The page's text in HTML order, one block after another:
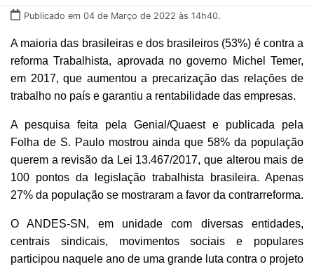
Publicado em 04 de Março de 2022 às 14h40.
A maioria das brasileiras e dos brasileiros (53%) é contra a
reforma Trabalhista, aprovada no governo Michel Temer,
em 2017, que aumentou a precarização das relações de
trabalho no país e garantiu a rentabilidade das empresas.
A pesquisa feita pela Genial/Quaest e publicada pela
Folha de S. Paulo mostrou ainda que 58% da população
querem a revisão da Lei 13.467/2017, que alterou mais de
100 pontos da legislação trabalhista brasileira. Apenas
27% da população se mostraram a favor da contrarreforma.
O ANDES-SN, em unidade com diversas entidades,
centrais sindicais, movimentos sociais e populares
participou naquele ano de uma grande luta contra o projeto